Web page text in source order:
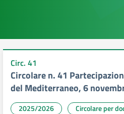
Circ. 41
Circolare n. 41
del Mediterraneo, 6
2025/2026
Circolare per